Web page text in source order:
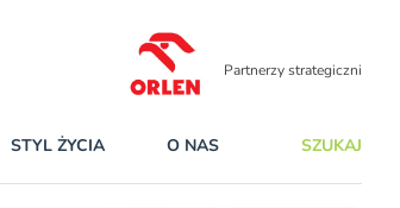
Partnerzy strategiczni
STYL ŻYCIA O NAS SZUKAJ